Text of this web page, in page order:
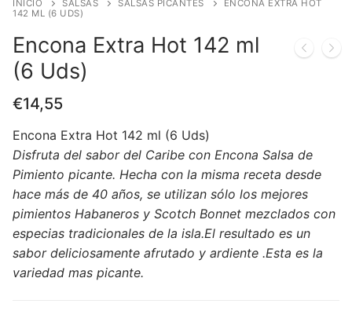
INICIO SALSAS SALSAS PICANTES
ENCONA EXTRA HOT
142 ML (6 UDS)
Encona Extra Hot 142 ml
(6 Uds)
€14,55
Encona Extra Hot 142 ml (6 Uds)
Disfruta del sabor del Caribe con Encona Salsa de
Pimiento picante. Hecha con la misma receta desde
hace más de 40 años, se utilizan sólo los mejores
pimientos Habaneros y Scotch Bonnet mezclados con
especias tradicionales de la isla.El resultado es un
sabor deliciosamente afrutado y ardiente .Esta es la
variedad mas picante.